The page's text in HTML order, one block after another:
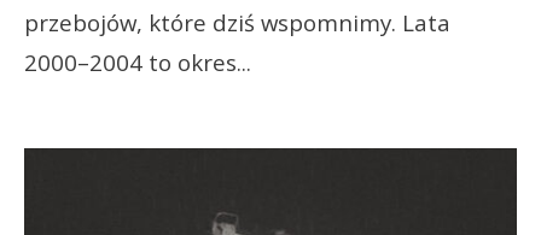
przebojów, które dziś wspomnimy. Lata
2000–2004 to okres...